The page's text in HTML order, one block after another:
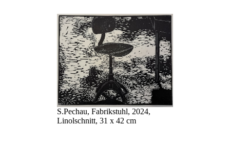
S.Pechau, Fabrikstuhl, 2024,
Linolschnitt, 31 x 42 cm